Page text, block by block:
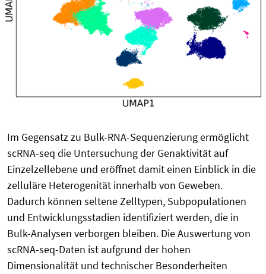
Im Gegensatz zu Bulk-RNA-Sequenzierung ermöglicht
scRNA-seq die Untersuchung der Genaktivität auf
Einzelzellebene und eröffnet damit einen Einblick in die
zelluläre Heterogenität innerhalb von Geweben.
Dadurch können seltene Zelltypen, Subpopulationen
und Entwicklungsstadien identifiziert werden, die in
Bulk-Analysen verborgen bleiben. Die Auswertung von
scRNA-seq-Daten ist aufgrund der hohen
Dimensionalität und technischer Besonderheiten